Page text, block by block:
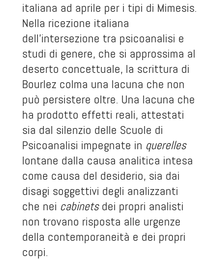
italiana ad aprile per i tipi di Mimesis.
Nella ricezione italiana
dell’intersezione tra psicoanalisi e
studi di genere, che si approssima al
deserto concettuale, la scrittura di
Bourlez colma una lacuna che non
può persistere oltre. Una lacuna che
ha prodotto effetti reali, attestati
sia dal silenzio delle Scuole di
Psicoanalisi impegnate in querelles
lontane dalla causa analitica intesa
come causa del desiderio, sia dai
disagi soggettivi degli analizzanti
che nei cabinetsdei propri analisti
non trovano risposta alle urgenze
della contemporaneità e dei propri
corpi.